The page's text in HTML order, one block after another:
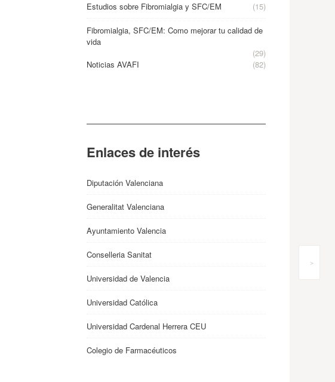
>
Estudios sobre Fibromialgia y SFC/EM (15)
Fibromialgia, SFC/EM: Como mejorar tu calidad de
vida
(29)
Noticias AVAFI
(82)
Enlaces de interés
Diputación Valenciana
Generalitat Valenciana
Ayuntamiento Valencia
Conselleria Sanitat
Universidad de Valencia
Universidad Católica
Universidad Cardenal Herrera CEU
Colegio de Farmacéuticos